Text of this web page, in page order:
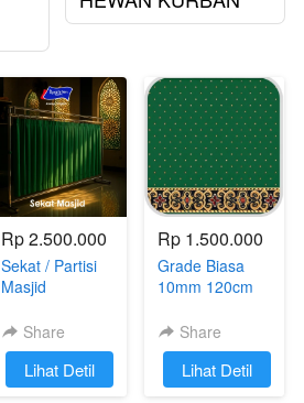
Rp 2.500.000
Sekat / Partisi
Masjid
Share
`Lihat Detil
Rp 1.500.000
Grade Biasa
10mm 120cm
Share
`Lihat Detil